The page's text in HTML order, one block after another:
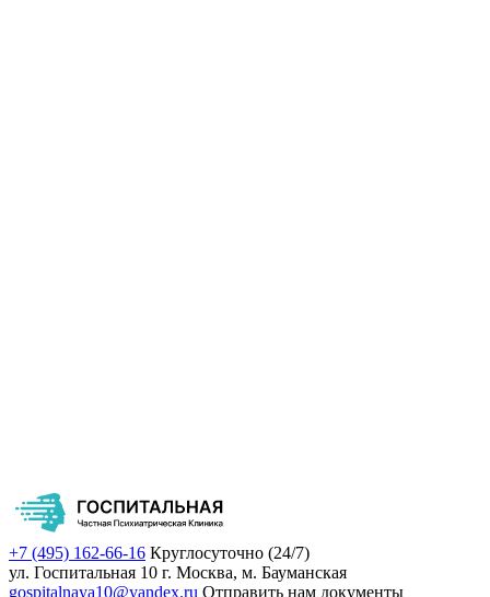
+7 (495) 162-66-16 Круглосуточно (24/7)
ул. Госпитальная 10 г. Москва, м. Бауманская
gospitalnaya10@yandex.ru Отправить нам документы